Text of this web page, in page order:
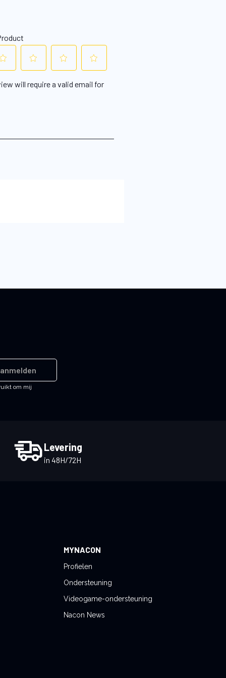
om mij
Levering
in 48H/72H
MYNACON
Profielen
Ondersteuning
Videogame-ondersteuning
Nacon News